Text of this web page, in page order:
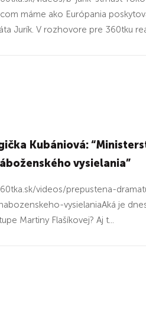
máme ako Európania
Jurík. V rozhovore pre 360tku
Kubániová:
vysielania”
videos/prepustena-
vysielaniaAká je
Martiny Flašíkovej? Aj t...